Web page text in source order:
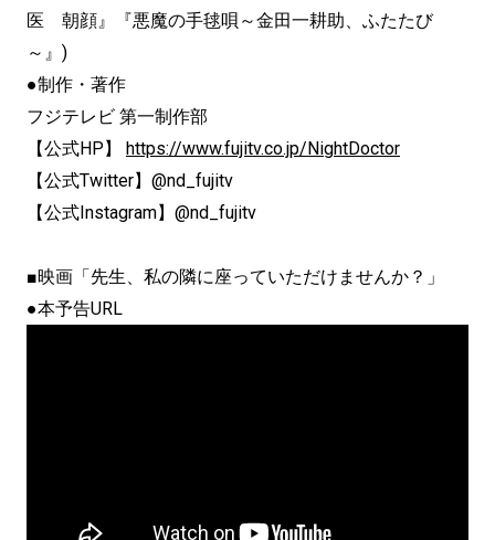
医 朝顔』『悪魔の手毬唄～金田一耕助、ふたたび
～』)
●制作・著作
フジテレビ 第一制作部
【公式HP】 https://www.fujitv.co.jp/NightDoctor
【公式Twitter】@nd_fujitv
【公式Instagram】@nd_fujitv
■映画「先生、私の隣に座っていただけませんか？」
●本予告URL